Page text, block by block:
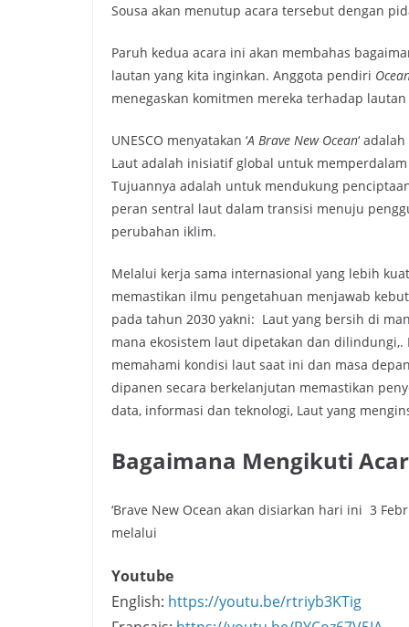
Sousa akan menutup acara tersebut dengan
Paruh kedua acara ini akan membahas
lautan yang kita inginkan. Anggota pendiri
menegaskan komitmen mereka terhadap
UNESCO menyatakan ‘A Brave New Ocean‘
Laut adalah inisiatif global untuk
Tujuannya adalah untuk mendukung
peran sentral laut dalam transisi menuju
perubahan iklim.
Melalui kerja sama internasional yang lebih
memastikan ilmu pengetahuan menjawab
pada tahun 2030 yakni: Laut yang bersih di
mana ekosistem laut dipetakan dan
memahami kondisi laut saat ini dan masa
dipanen secara berkelanjutan memastikan
data, informasi dan teknologi, Laut yang
Bagaimana Mengikuti
‘Brave New Ocean akan disiarkan hari ini 3
melalui
Youtube
English: https://youtu.be/rtriyb3KTig